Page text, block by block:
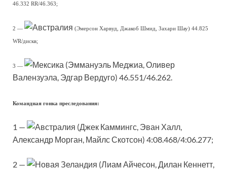
46.332 RR/46.363;
2 — (Эмерсон Харвуд, Джакоб Шмид, Захари Шау) 44.825
WR/дискв;
3 —
(Эммануэль Меджиа, Оливер
Валензуэла, Эдгар Вердуго) 46.551/46.262.
Командная гонка преследования:
1 —
(Джек Каммингс, Эван Халл,
Александр Морган, Майлс Скотсон) 4:08.468/4:06.277;
2 —
(Лиам Айчесон, Дилан Кеннетт,